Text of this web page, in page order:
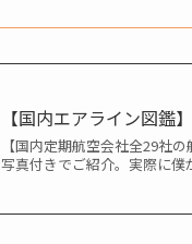
【国内エアライン図鑑
【国内定期航空会社全29社
写真付きでご紹介。実際に